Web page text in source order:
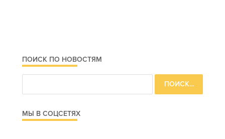
ПОИСК ПО НОВОСТЯМ
МЫ В СОЦСЕТЯХ